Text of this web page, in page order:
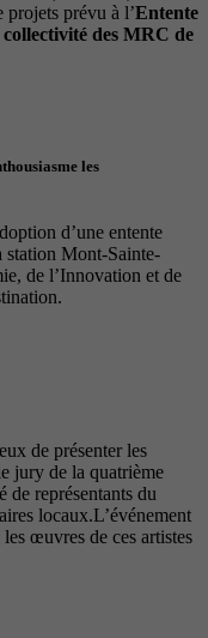
projets prévu à l’Entente
des MRC de
les
d’une entente
station Mont-Sainte-
de l’Innovation et de
de présenter les
jury de la quatrième
de représentants du
locaux.L’événement
œuvres de ces artistes